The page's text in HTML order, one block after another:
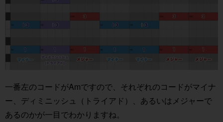
一番左のコードがAmですので、それぞれのコードがマイナ
ー、ディミニッシュ（トライアド）、あるいはメジャーで
あるのかが一目でわかりますね。